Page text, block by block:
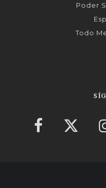
Poder
Todo